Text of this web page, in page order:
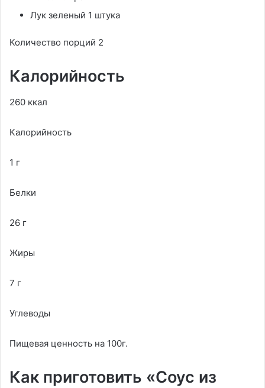
Лук зеленый 1 штука
Количество порций 2
Калорийность
260 ккал
Калорийность
1 г
Белки
26 г
Жиры
7 г
Углеводы
Пищевая ценность на 100г.
Как приготовить «Соус из